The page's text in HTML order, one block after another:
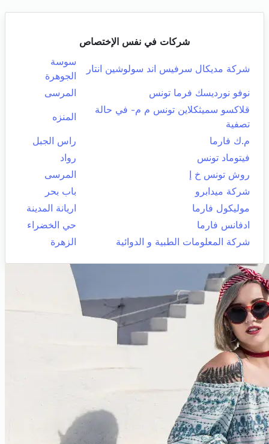
شركات في نفس الإختصاص
شركة مديكال سرفيس اند سولوشين انتار
سوسة
الجوهرة
نوفو نورديسك فرما تونس
المرسى
قلاكسو سميثكلاين تونس م م- في حالة
تصفية
المنزه
م.ك فارما
راس الجبل
فيتوماد تونس
رواد
روش تونس خ إ
المرسى
شركة ميدابرو
باب بحر
موليكول فارما
اريانة المدينة
ادفانس فارما
حي الخضراء
شركة المعلومات الطبية و الدوائية
الزهرة